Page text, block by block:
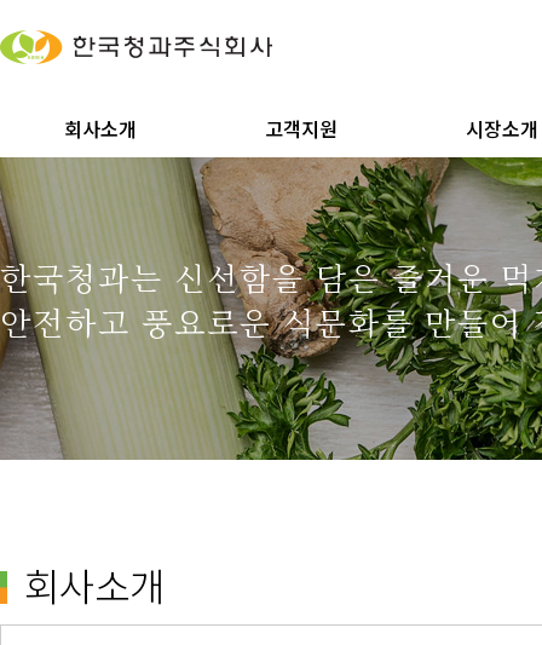
한국청과는 신선함을 담은 즐거운
안전하고 풍요로운 식문화를 만들어
회사소개
회사소개 고객지원 시장소개